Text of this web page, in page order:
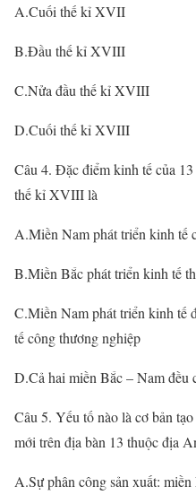
A.Cuối thế kỉ XVII
B.Đầu thế kỉ XVIII
C.Nửa đầu thế kỉ XVIII
D.Cuối thế kỉ XVIII
Câu 4. Đặc điểm kinh tế của
thế kỉ XVIII là
A.Miền Nam phát triển kinh tế
B.Miền Bắc phát triển kinh tế
C.Miền Nam phát triển kinh tế
tế công thương nghiệp
D.Cả hai miền Bắc – Nam đều
Câu 5. Yếu tố nào là cơ bản
mới trên địa bàn 13 thuộc địa
A.Sự phân công sản xuất: